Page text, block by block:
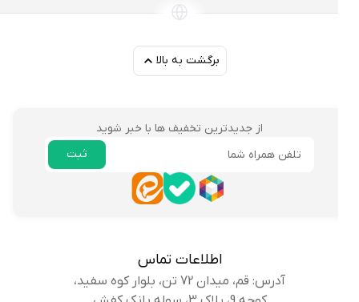
برگشت به بالا
از جدیدترین تخفیف ها با خبر شوید
اطلاعات تماس
آدرس: قم، میدان 72 تن، بلوار کوه سفید،